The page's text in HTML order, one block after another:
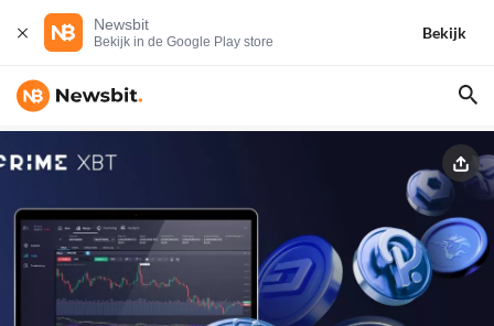
Newsbit
Bekijk in de Google Play store
Bekijk